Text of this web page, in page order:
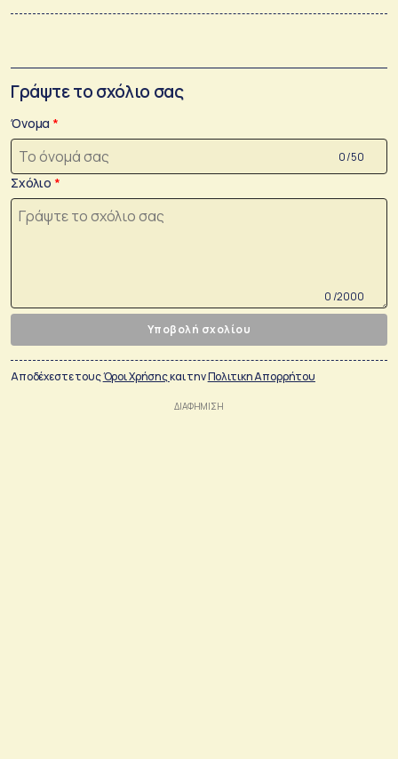
Γράψτε το σχόλιο σας
Όνομα
0 /50
Σχόλιο
0 /2000
Υποβολή σχολίου
Αποδέχεστε τουςΌροι Χρήσηςκαι τηνΠολιτικη Απορρήτου